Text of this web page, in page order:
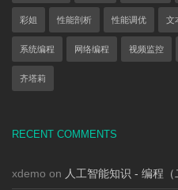
彩姐 性能剖析 性能调优 文
系统编程 网络编程 视频监控
齐塔莉
RECENT COMMENTS
xdemo on 人工智能知识 - 编程（